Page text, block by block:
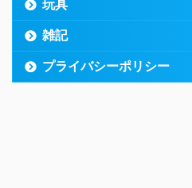
玩具
雑記
プライバシーポリシー